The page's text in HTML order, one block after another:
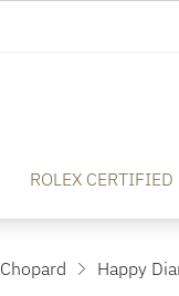
ROLEX
Chopard Happy